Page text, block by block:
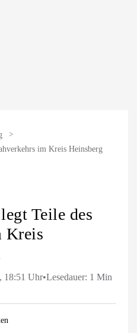
im Kreis Heinsberg
Teile des
Kreis
18:51 Uhr•Lesedauer: 1 Min